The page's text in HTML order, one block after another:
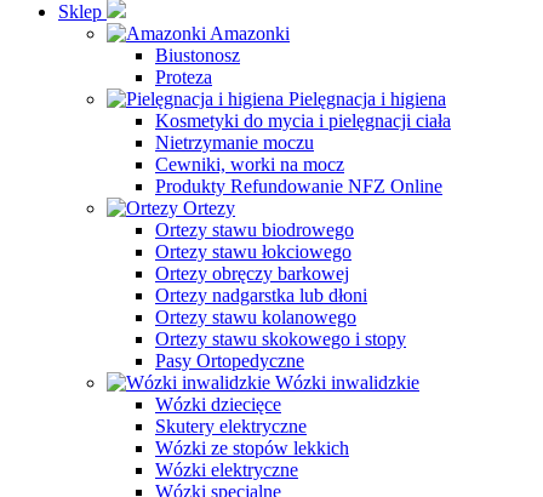
Sklep
Amazonki
Biustonosz
Proteza
Pielęgnacja i higiena
Kosmetyki do mycia i pielęgnacji ciała
Nietrzymanie moczu
Cewniki, worki na mocz
Produkty Refundowanie NFZ Online
Ortezy
Ortezy stawu biodrowego
Ortezy stawu łokciowego
Ortezy obręczy barkowej
Ortezy nadgarstka lub dłoni
Ortezy stawu kolanowego
Ortezy stawu skokowego i stopy
Pasy Ortopedyczne
Wózki inwalidzkie
Wózki dziecięce
Skutery elektryczne
Wózki ze stopów lekkich
Wózki elektryczne
Wózki specjalne